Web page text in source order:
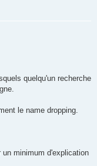
quelqu'un recherche
le name dropping.
minimum d'explication